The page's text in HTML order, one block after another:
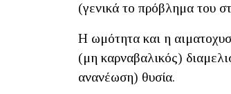
(γενικά το πρόβλημα του
Η ωμότητα και η
(μη καρναβαλικός)
ανανέωση) θυσία.